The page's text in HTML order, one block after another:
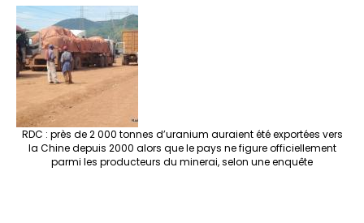
RDC : près de 2 000 tonnes d’uranium auraient été exportées vers
la Chine depuis 2000 alors que le pays ne figure officiellement
parmi les producteurs du minerai, selon une enquête